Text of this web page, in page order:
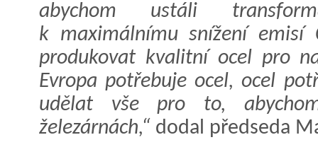
abychom ustáli
k maximálnímu snížení
produkovat kvalitní ocel pro
Evropa potřebuje ocel, ocel
udělat vše pro to,
železárnách,“ dodal předseda